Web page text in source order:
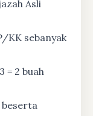
Asli
KK sebanyak
= 2 buah
beserta